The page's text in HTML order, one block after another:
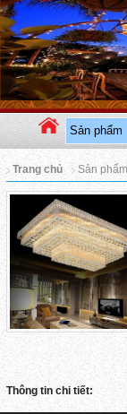
Trang chủ Sản phẩm
Thông tin chi tiết: